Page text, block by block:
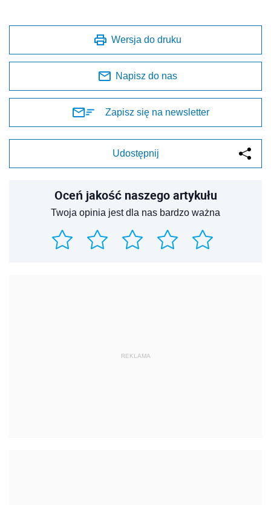
Wersja do druku
Napisz do nas
Zapisz się na newsletter
Udostępnij
Oceń jakość naszego artykułu
Twoja opinia jest dla nas bardzo ważna
REKLAMA